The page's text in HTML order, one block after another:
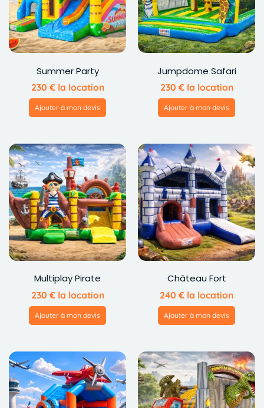
Summer Party
230 €la location
Ajouter à mon devis
Jumpdome Safari
230 €la location
Ajouter à mon devis
Multiplay Pirate
230 €la location
Ajouter à mon devis
Château Fort
240 € la location
Ajouter à mon devis